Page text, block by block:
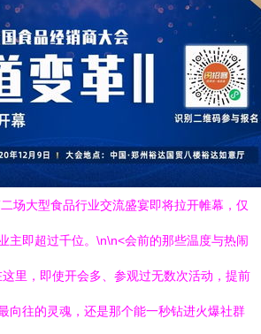
场大型食品行业交流盛宴即将拉开帷幕，仅
主即超过千位。\n\n<会前的那些温度与热闹
里，即使开会多、参观过无数次活动，提前
向往的灵魂，还是那个能一秒钻进火爆社群